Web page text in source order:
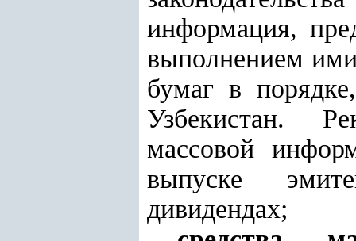
информация,
выполнением
бумаг в
Узбекистан.
массовой
выпуске
дивидендах;